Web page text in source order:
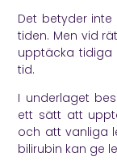
Det betyder
tiden. Men vid
upptäcka tidiga
tid.
I underlaget
ett sätt att
och att vanliga
bilirubin kan ge